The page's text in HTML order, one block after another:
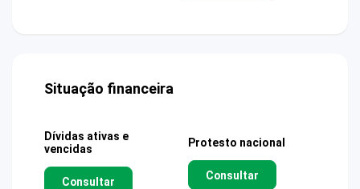
Situação financeira
Dívidas ativas e
vencidas
Consultar
Protesto nacional
Consultar